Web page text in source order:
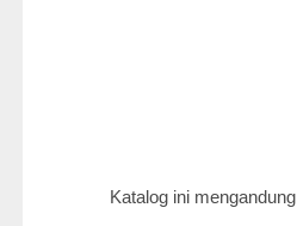
danKatalog ini mengandung